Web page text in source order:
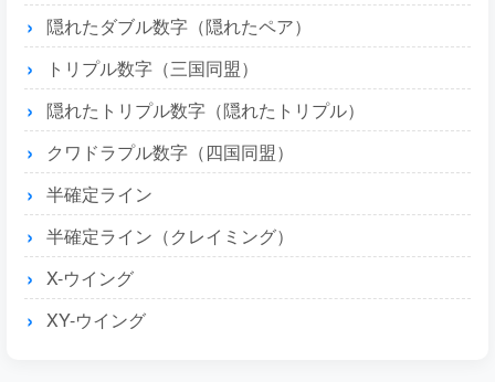
隠れたダブル数字（隠れたペア）
トリプル数字（三国同盟）
隠れたトリプル数字（隠れたトリプル）
クワドラプル数字（四国同盟）
半確定ライン
半確定ライン（クレイミング）
X-ウイング
XY-ウイング